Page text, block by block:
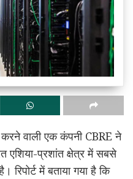
वाली एक कंपनी CBRE ने
एशिया-प्रशांत क्षेत्र में सबसे
रिपोर्ट में बताया गया है कि